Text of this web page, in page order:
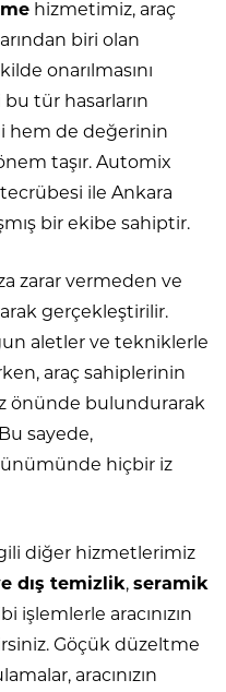
hizmetimiz, araç
biri olan
onarılmasını
bu tür hasarların
hem de değerinin
taşır. Automix
ile Ankara
bir ekibe sahiptir.
zarar vermeden ve
gerçekleştirilir.
aletler ve tekniklerle
araç sahiplerinin
önünde bulundurarak
sayede,
hiçbir iz
diğer hizmetlerimiz
dış temizlik, seramik
işlemlerle aracınızın
Göçük düzeltme
aracınızın